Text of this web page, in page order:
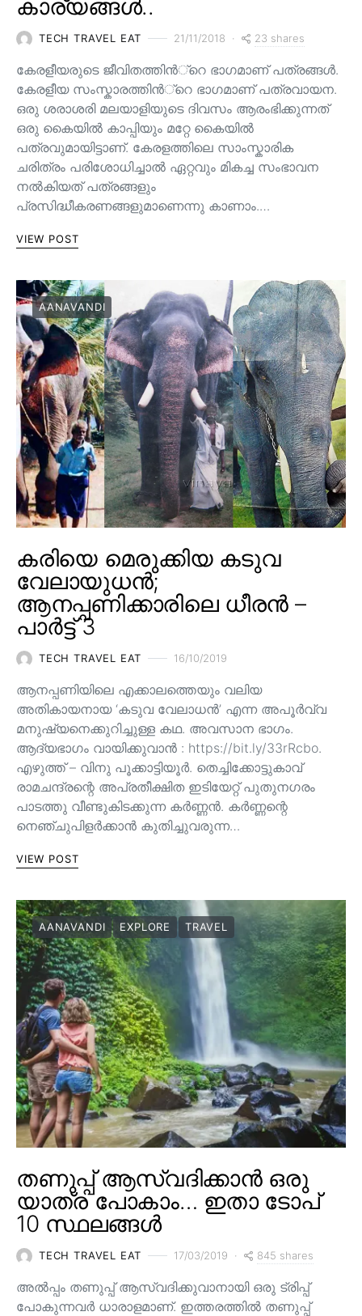
കാര്യങ്ങൾ..
TECH TRAVEL EAT 21/11/2018 23 shares
കേരളീയരുടെ ജീവിതത്തിന്‍്റെ ഭാഗമാണ് പത്രങ്ങള്‍.
കേരളീയ സംസ്കാരത്തിന്‍്റെ ഭാഗമാണ് പത്രവായന.
ഒരു ശരാശരി മലയാളിയുടെ ദിവസം ആരംഭിക്കുന്നത്
ഒരു കൈയില്‍ കാപ്പിയും മറ്റേ കൈയില്‍
പത്രവുമായിട്ടാണ്. കേരളത്തിലെ സാംസ്കാരിക
ചരിത്രം പരിശോധിച്ചാല്‍ ഏറ്റവും മികച്ച സംഭാവന
നല്‍കിയത് പത്രങ്ങളും
പ്രസിദ്ധീകരണങ്ങളുമാണെന്നു കാണാം.…
VIEW POST
AANAVANDI
കരിയെ മെരുക്കിയ കടുവ
വേലായുധൻ;
ആനപ്പണിക്കാരിലെ ധീരൻ –
പാർട്ട് 3
TECH TRAVEL EAT 16/10/2019
ആനപ്പണിയിലെ എക്കാലത്തെയും വലിയ
അതികായനായ ‘കടുവ വേലാധൻ’ എന്ന അപൂർവ്വ
മനുഷ്യനെക്കുറിച്ചുള്ള കഥ. അവസാന ഭാഗം.
ആദ്യഭാഗം വായിക്കുവാൻ : https://bit.ly/33rRcbo.
എഴുത്ത് – വിനു പൂക്കാട്ടിയൂർ. തെച്ചിക്കോട്ടുകാവ്
രാമചന്ദ്രന്റെ അപ്രതീക്ഷിത ഇടിയേറ്റ് പുതുനഗരം
പാടത്തു വീണ്ടുകിടക്കുന്ന കർണ്ണൻ. കർണ്ണന്റെ
നെഞ്ചുപിളർക്കാൻ കുതിച്ചുവരുന്ന…
VIEW POST
AANAVANDI EXPLORE TRAVEL
തണുപ്പ് ആസ്വദിക്കാൻ ഒരു
യാത്ര പോകാം… ഇതാ ടോപ്
10 സ്ഥലങ്ങൾ
TECH TRAVEL EAT 17/03/2019 845 shares
അൽപ്പം തണുപ്പ് ആസ്വദിക്കുവാനായി ഒരു ട്രിപ്പ്
പോകുന്നവർ ധാരാളമാണ്. ഇത്തരത്തിൽ തണുപ്പ്